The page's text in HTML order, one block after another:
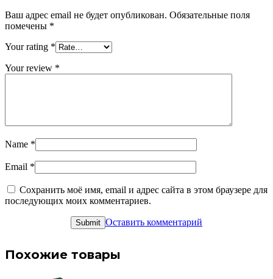
Ваш адрес email не будет опубликован. Обязательные поля
помечены *
Your rating *
Your review *
Name *
Email *
Сохранить моё имя, email и адрес сайта в этом браузере для
последующих моих комментариев.
Оставить комментарий
Похожие товары